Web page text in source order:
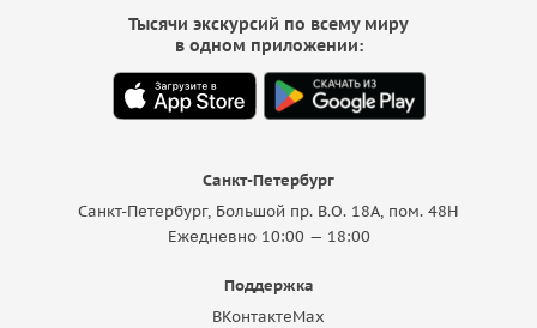
Санкт-Петербург
Санкт-Петербург, Большой пр. В.О. 18A, пом. 48Н
Ежедневно 10:00 — 18:00
Поддержка
ВКонтактеMax
Тысячи экскурсий по всему миру
в одном приложении: